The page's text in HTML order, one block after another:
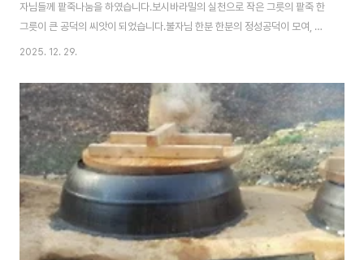
자님들께 팥죽나눔을 하였습니다.보시바라밀의 실천으로 작은 그릇의 팥죽 한
그릇이 큰 공덕의 씨앗이 되었습니다.불자님 한분 한분의 정성공덕이 모여, 천
년고찰의 법등을 이어가는 큰 힘이됩니다.부처님의 가피 속에 평안과 지혜 자
2025. 12. 29.